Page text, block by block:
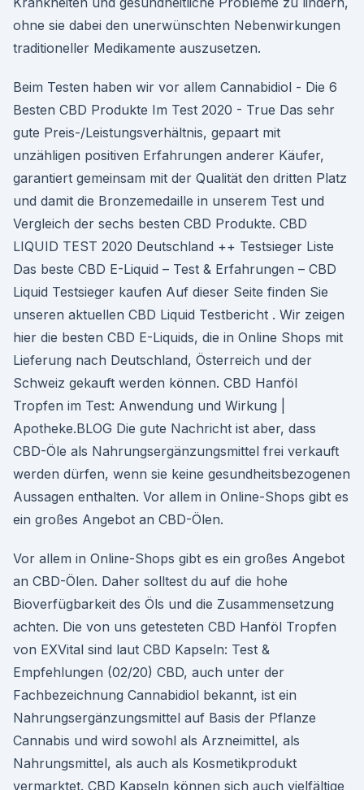
ohne sie dabei den unerwünschten Nebenwirkungen
traditioneller Medikamente auszusetzen.
Beim Testen haben wir vor allem Cannabidiol - Die 6
Besten CBD Produkte Im Test 2020 - True Das sehr
gute Preis-/Leistungsverhältnis, gepaart mit
unzähligen positiven Erfahrungen anderer Käufer,
garantiert gemeinsam mit der Qualität den dritten Platz
und damit die Bronzemedaille in unserem Test und
Vergleich der sechs besten CBD Produkte. CBD
LIQUID TEST 2020 Deutschland ++ Testsieger Liste
Das beste CBD E-Liquid – Test & Erfahrungen – CBD
Liquid Testsieger kaufen Auf dieser Seite finden Sie
unseren aktuellen CBD Liquid Testbericht . Wir zeigen
hier die besten CBD E-Liquids, die in Online Shops mit
Lieferung nach Deutschland, Österreich und der
Schweiz gekauft werden können. CBD Hanföl
Tropfen im Test: Anwendung und Wirkung |
Apotheke.BLOG Die gute Nachricht ist aber, dass
CBD-Öle als Nahrungsergänzungsmittel frei verkauft
werden dürfen, wenn sie keine gesundheitsbezogenen
Aussagen enthalten. Vor allem in Online-Shops gibt es
ein großes Angebot an CBD-Ölen.
Vor allem in Online-Shops gibt es ein großes Angebot
an CBD-Ölen. Daher solltest du auf die hohe
Bioverfügbarkeit des Öls und die Zusammensetzung
achten. Die von uns getesteten CBD Hanföl Tropfen
von EXVital sind laut CBD Kapseln: Test &
Empfehlungen (02/20) CBD, auch unter der
Fachbezeichnung Cannabidiol bekannt, ist ein
Nahrungsergänzungsmittel auf Basis der Pflanze
Cannabis und wird sowohl als Arzneimittel, als
Nahrungsmittel, als auch als Kosmetikprodukt
vermarktet. CBD Kapseln können sich auch vielfältige